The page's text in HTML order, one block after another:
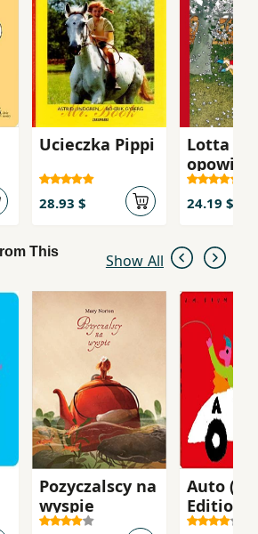
Ucieczka Pippi
28.93 $
Lotta :
24.19 $
This
Show All
Pozyczalscy na
wyspie
Auto
Edition)